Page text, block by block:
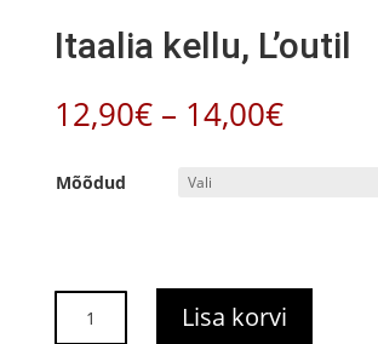
Itaalia kellu, L’outil
12,90€ – 14,00€
12,90€
Mõõdud
kellu,
Lisa korvi